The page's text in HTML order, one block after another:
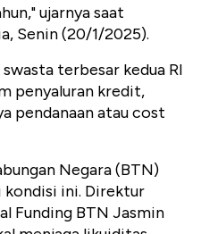
ujarnya saat
Senin (20/1/2025).
terbesar kedua RI
penyaluran kredit,
pendanaan atau cost
Negara (BTN)
kondisi ini. Direktur
Funding BTN Jasmin